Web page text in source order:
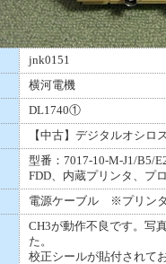
jnk0151
横河電機
DL1740①
【中古】デジタルオシロ
型番：7017-10-M-J1/B5/
FDD、内蔵プリンタ、プ
電源ケーブル ※プリンタ
CH3が動作不良です。写
た。
校正シールが貼付されて